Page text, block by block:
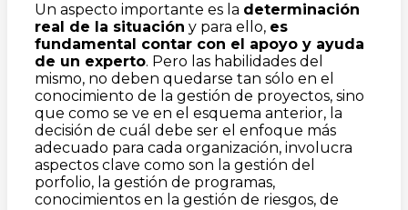
Un aspecto importante es la determinación
real de la situación y para ello, es
fundamental contar con el apoyo y ayuda
de un experto. Pero las habilidades del
mismo, no deben quedarse tan sólo en el
conocimiento de la gestión de proyectos, sino
que como se ve en el esquema anterior, la
decisión de cuál debe ser el enfoque más
adecuado para cada organización, involucra
aspectos clave como son la gestión del
porfolio, la gestión de programas,
conocimientos en la gestión de riesgos, de